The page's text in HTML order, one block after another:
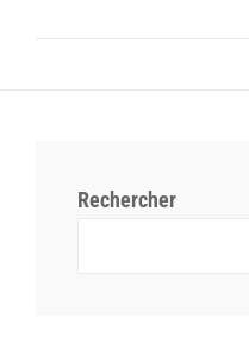
Rechercher